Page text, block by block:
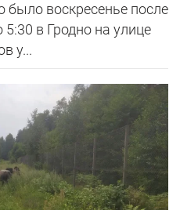
было воскресенье после
в Гродно на улице
у...